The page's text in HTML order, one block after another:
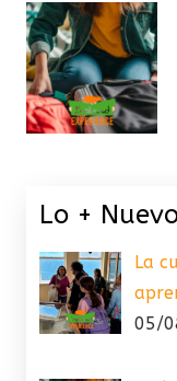
Lo +
La
05/